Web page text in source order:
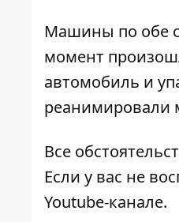
Машины по обе
момент
автомобиль и
реанимировали
Все
Если у вас не
Youtube-канале.